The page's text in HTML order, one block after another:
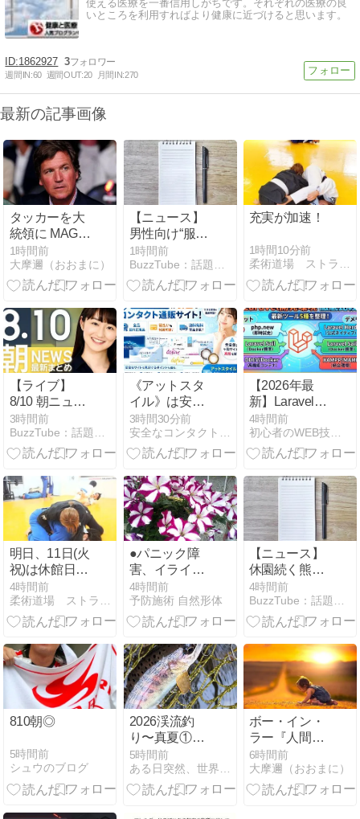
使える医療を一番信用しがちです。それぞれの医療の良
いところを利用すればより健康に近づけると思います。
1862927 3
週間IN:60 週間OUT:20 月間IN:270
最新の記事画像
タッカーを大
統領に MAGA
反乱軍、イス
ラエルからの
独立を宣言
1時間前
大摩邇（おおまに）
【ニュース】
男性向け“服の
サブスク”
「何を着れ
ば」働く世代
タイリストが
選定 #shorts
1時間前
充実が加速！
1時間10分前
【ライブ】
8/10 朝ニュー
スまとめ 最新
情報を厳選し
てお届け
【LIVE】
3時間前
《アットスタ
イル》は安全
なコンタクト
通販サイト！
営業停止や偽
を解説
3時間30分前
【2026年最
新】Laravel開
発環境の選び
方！主要5ツ
ールを比較
デメリット解
説）
4時間前
明日、11日(火
祝)は休館日で
す
4時間前
●パニック障
害、イライ
ラ、足のしび
れ、背中の痛
み、尿酸値が
怖！頭部の浮
腫み！
4時間前
予防施術 自然形体
【ニュース】
休園続く熊本
城 「8割減っ
た」土産店に
打撃 #shorts
4時間前
810朝◎
5時間前
シュウのブログ
2026渓流釣
り〜真夏①珍
しく涼しくて
水流もあり魚
が元気！
5時間前
ボー・イン・
ラー『人間に
ついての書』
よりセクショ
ン「子ども」
6時間前
大摩邇（おおまに）